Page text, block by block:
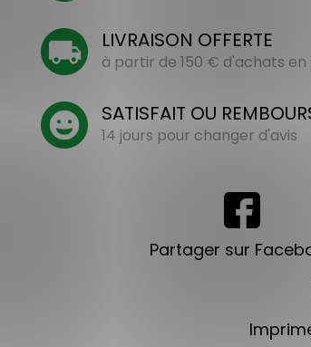
LIVRAISON OFFERTE
à partir de 150 € d'achats
SATISFAIT OU
14 jours pour changer d'avis
Partager sur